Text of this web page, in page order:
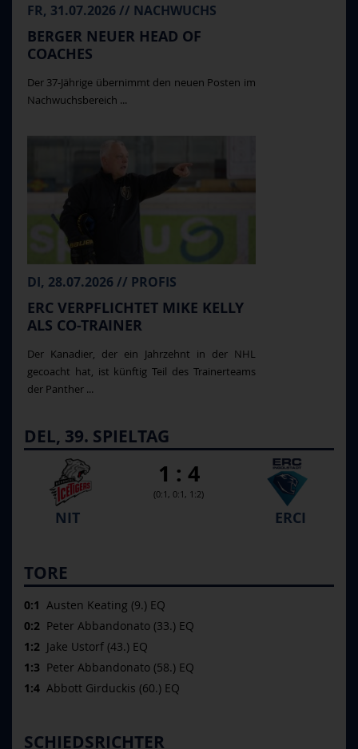
FR, 31.07.2026 // NACHWUCHS
BERGER NEUER HEAD OF
COACHES
Der 37-Jährige übernimmt den neuen Posten im
Nachwuchsbereich ...
DI, 28.07.2026 // PROFIS
ERC VERPFLICHTET MIKE KELLY
ALS CO-TRAINER
Der Kanadier, der ein Jahrzehnt in der NHL
gecoacht hat, ist künftig Teil des Trainerteams
der Panther ...
DEL, 39. SPIELTAG
1 : 4
(0:1, 0:1, 1:2)
NIT ERCI
TORE
0:1 Austen Keating (9.) EQ
0:2 Peter Abbandonato (33.) EQ
1:2 Jake Ustorf (43.) EQ
1:3 Peter Abbandonato (58.) EQ
1:4 Abbott Girduckis (60.) EQ
SCHIEDSRICHTER